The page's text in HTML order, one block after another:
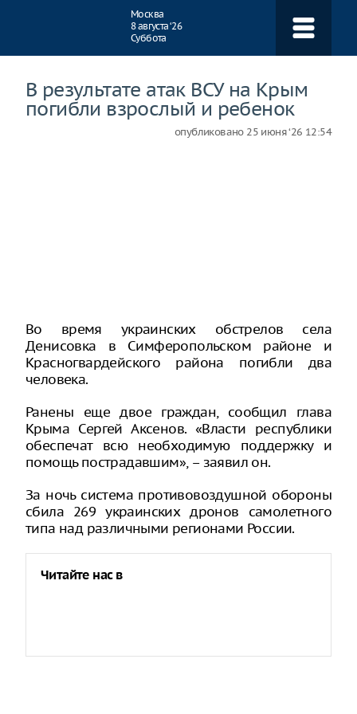
Москва
8 августа ‘26
Суббота
В результате атак ВСУ на Крым
погибли взрослый и ребенок
опубликовано 25 июня ‘26 12:54
Во время украинских обстрелов села
Денисовка в Симферопольском районе и
Красногвардейского района погибли два
человека.
Ранены еще двое граждан, сообщил глава
Крыма Сергей Аксенов. «Власти республики
обеспечат всю необходимую поддержку и
помощь пострадавшим», – заявил он.
За ночь система противовоздушной обороны
сбила 269 украинских дронов самолетного
типа над различными регионами России.
Читайте нас в